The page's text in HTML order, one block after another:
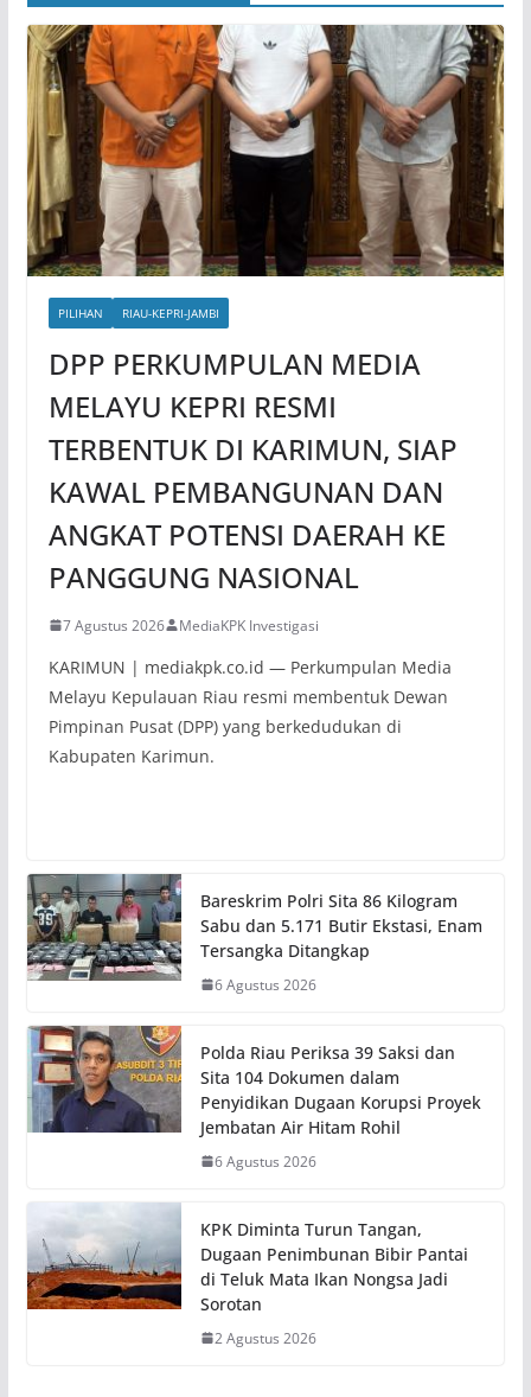
PILIHAN RIAU-KEPRI-JAMBI
DPP PERKUMPULAN MEDIA
MELAYU KEPRI RESMI
TERBENTUK DI KARIMUN, SIAP
KAWAL PEMBANGUNAN DAN
ANGKAT POTENSI DAERAH KE
PANGGUNG NASIONAL
7 Agustus 2026 MediaKPK Investigasi
KARIMUN | mediakpk.co.id — Perkumpulan Media
Melayu Kepulauan Riau resmi membentuk Dewan
Pimpinan Pusat (DPP) yang berkedudukan di
Kabupaten Karimun.
Bareskrim Polri Sita 86 Kilogram
Sabu dan 5.171 Butir Ekstasi, Enam
Tersangka Ditangkap
6 Agustus 2026
Polda Riau Periksa 39 Saksi dan
Sita 104 Dokumen dalam
Penyidikan Dugaan Korupsi Proyek
Jembatan Air Hitam Rohil
6 Agustus 2026
KPK Diminta Turun Tangan,
Dugaan Penimbunan Bibir Pantai
di Teluk Mata Ikan Nongsa Jadi
Sorotan
2 Agustus 2026